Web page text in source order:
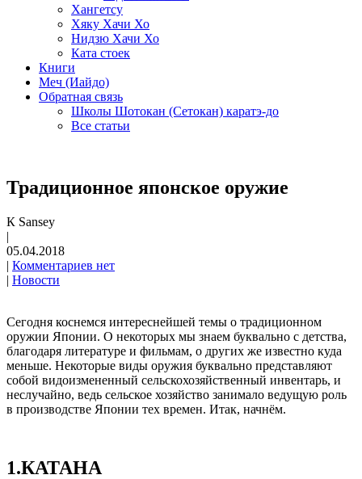
Хангетсу
Хяку Хачи Хо
Нидзю Хачи Хо
Ката стоек
Книги
Меч (Иайдо)
Обратная связь
Школы Шотокан (Сетокан) каратэ-до
Все статьи
Традиционное японское оружие
К Sansey
|
05.04.2018
| Комментариев нет
| Новости
Сегодня коснемся интереснейшей темы о традиционном
оружии Японии. О некоторых мы знаем буквально с детства,
благодаря литературе и фильмам, о других же известно куда
меньше. Некоторые виды оружия буквально представляют
собой видоизмененный сельскохозяйственный инвентарь, и
неслучайно, ведь сельское хозяйство занимало ведущую роль
в производстве Японии тех времен. Итак, начнём.
1.КАТАНА